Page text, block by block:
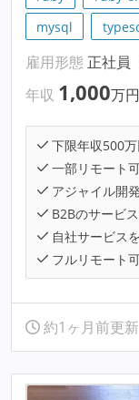
mysql
雇用形態 正社員
年収 1,000万円
下限年収500
一部リモート
アジャイル開発
B2Bのサービ
自社サービス
フルリモート
約1ヶ月前更新